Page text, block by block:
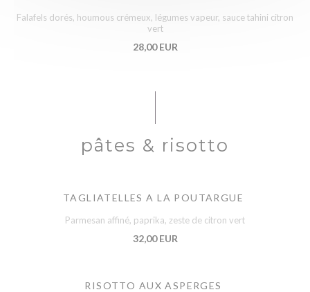
Falafels dorés, houmous crémeux, légumes vapeur, sauce tahini citron
vert
28,00 EUR
pâtes & risotto
TAGLIATELLES A LA POUTARGUE
Parmesan affiné, paprika, zeste de citron vert
32,00 EUR
RISOTTO AUX ASPERGES